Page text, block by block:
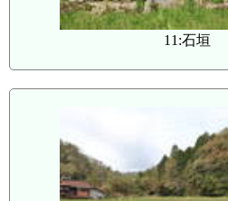
11:石垣